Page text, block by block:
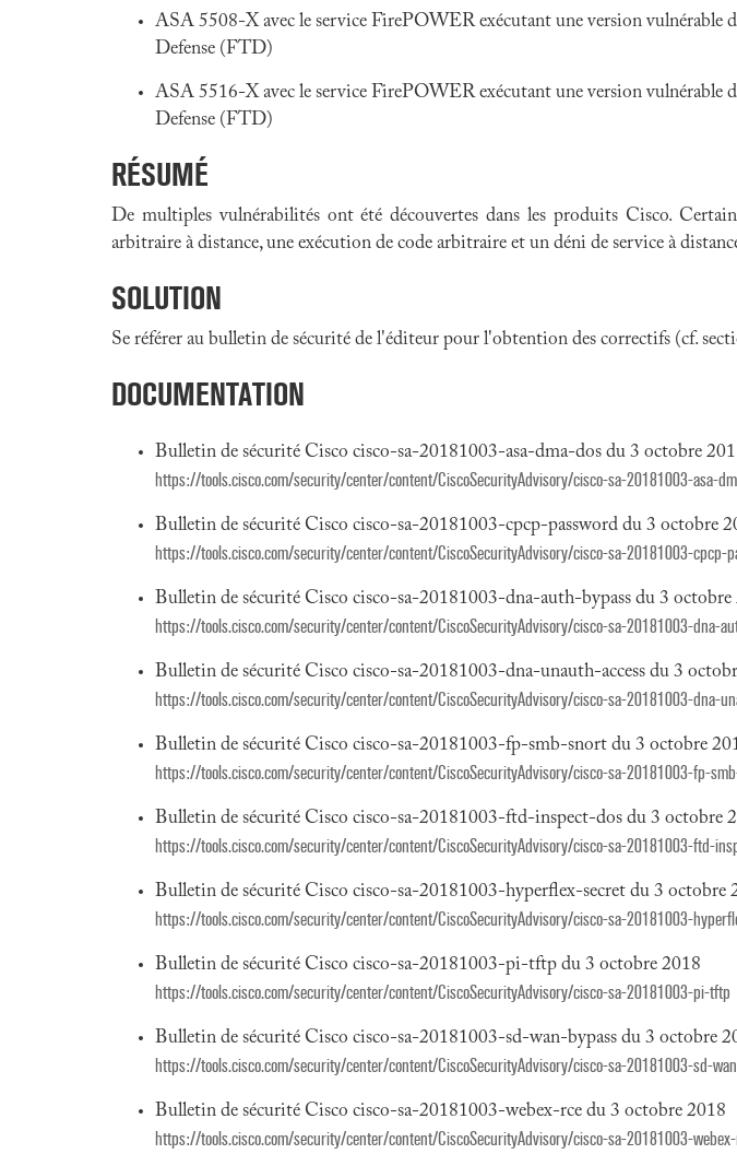
ASA 5508-X avec le service FirePOWER exécutant une version
Defense (FTD)
ASA 5516-X avec le service FirePOWER exécutant une version
Defense (FTD)
RÉSUMÉ
De multiples vulnérabilités ont été découvertes dans les produits Cisco.
arbitraire à distance, une exécution de code arbitraire et un déni de service à
SOLUTION
Se référer au bulletin de sécurité de l'éditeur pour l'obtention des correctifs (cf.
DOCUMENTATION
Bulletin de sécurité Cisco cisco-sa-20181003-asa-dma-dos du 3 octobre
https://tools.cisco.com/security/center/content/CiscoSecurityAdvisory/cisco-sa-20181003-asa-
Bulletin de sécurité Cisco cisco-sa-20181003-cpcp-password du 3 octobre
https://tools.cisco.com/security/center/content/CiscoSecurityAdvisory/cisco-sa-20181003-cpcp-
Bulletin de sécurité Cisco cisco-sa-20181003-dna-auth-bypass du 3 octobre
https://tools.cisco.com/security/center/content/CiscoSecurityAdvisory/cisco-sa-20181003-dna-
Bulletin de sécurité Cisco cisco-sa-20181003-dna-unauth-access du 3
https://tools.cisco.com/security/center/content/CiscoSecurityAdvisory/cisco-sa-20181003-dna-
Bulletin de sécurité Cisco cisco-sa-20181003-fp-smb-snort du 3 octobre
https://tools.cisco.com/security/center/content/CiscoSecurityAdvisory/cisco-sa-20181003-fp-
Bulletin de sécurité Cisco cisco-sa-20181003-ftd-inspect-dos du 3 octobre
https://tools.cisco.com/security/center/content/CiscoSecurityAdvisory/cisco-sa-20181003-ftd-
Bulletin de sécurité Cisco cisco-sa-20181003-hyperflex-secret du 3 octobre
https://tools.cisco.com/security/center/content/CiscoSecurityAdvisory/cisco-sa-20181003-
Bulletin de sécurité Cisco cisco-sa-20181003-pi-tftp du 3 octobre 2018
https://tools.cisco.com/security/center/content/CiscoSecurityAdvisory/cisco-sa-20181003-pi-tftp
Bulletin de sécurité Cisco cisco-sa-20181003-sd-wan-bypass du 3 octobre
https://tools.cisco.com/security/center/content/CiscoSecurityAdvisory/cisco-sa-20181003-sd-
Bulletin de sécurité Cisco cisco-sa-20181003-webex-rce du 3 octobre 2018
https://tools.cisco.com/security/center/content/CiscoSecurityAdvisory/cisco-sa-20181003-